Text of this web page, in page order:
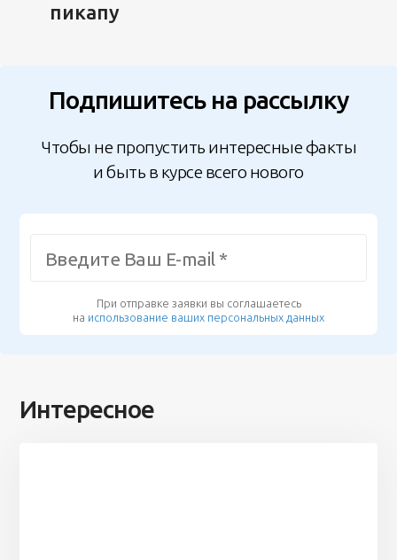
пикапу
Подпишитесь на рассылку
Чтобы не пропустить интересные факты
и быть в курсе всего нового
При отправке заявки вы соглашаетесь
на использование ваших персональных данных
Интересное